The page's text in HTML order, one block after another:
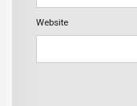
Website